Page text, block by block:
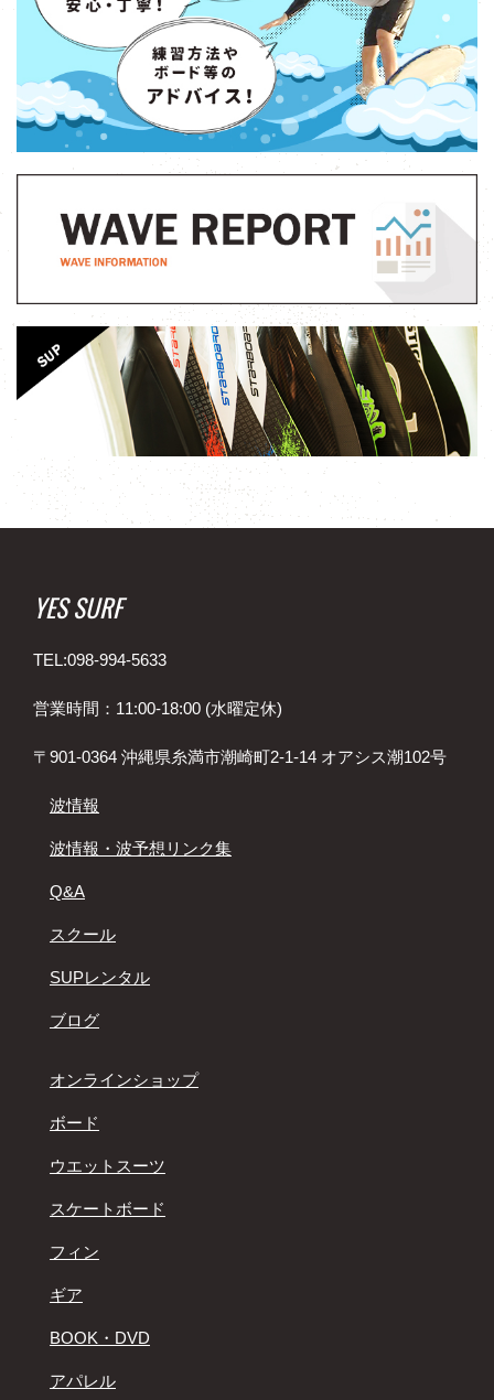
YES SURF
TEL:098-994-5633
営業時間：11:00-18:00 (水曜定休)
〒901-0364 沖縄県糸満市潮崎町2-1-14 オアシス潮102号
波情報
波情報・波予想リンク集
Q&A
スクール
SUPレンタル
ブログ
オンラインショップ
ボード
ウエットスーツ
スケートボード
フィン
ギア
BOOK・DVD
アパレル